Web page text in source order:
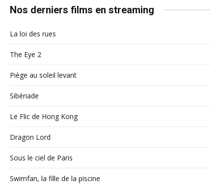
Nos derniers films en streaming
La loi des rues
The Eye 2
Piège au soleil levant
Sibériade
Le Flic de Hong Kong
Dragon Lord
Sous le ciel de Paris
Swimfan, la fille de la piscine